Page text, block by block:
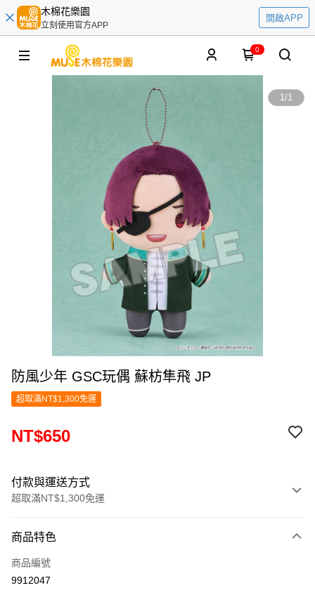
木棉花樂園
立刻使用官方APP
開啟APP
0
1/1
防風少年 GSC玩偶 蘇枋隼飛 JP
超取滿NT$1,300免運
NT$650
付款與運送方式
超取滿NT$1,300免運
信用卡一次付款
超商取貨付款
商品特色
商品編號
9912047